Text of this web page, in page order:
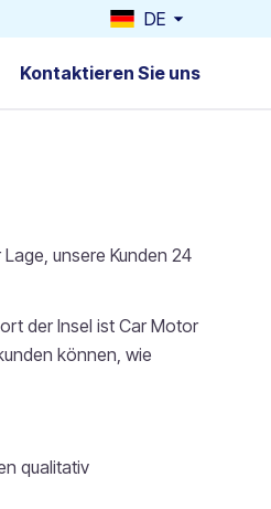
DE
Kontaktieren Sie uns
unsere Kunden 24
der Insel ist Car Motor
können, wie
qualitativ